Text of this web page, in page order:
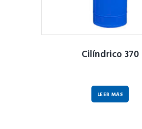
Cilíndrico 370
LEER MÁS